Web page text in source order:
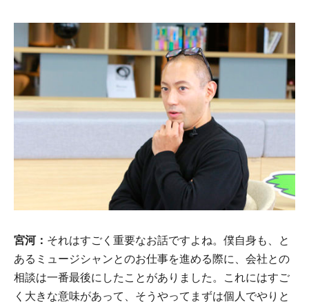
宮河： それはすごく重要なお話ですよね。僕自身も、と
あるミュージシャンとのお仕事を進める際に、会社との
相談は一番最後にしたことがありました。これにはすご
く大きな意味があって、そうやってまずは個人でやりと